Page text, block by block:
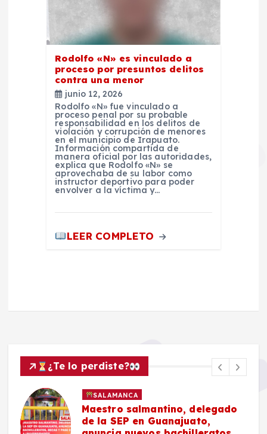
Rodolfo «N» es vinculado a
proceso por presuntos delitos
contra una menor
junio 12, 2026
Rodolfo «N» fue vinculado a
proceso penal por su probable
responsabilidad en los delitos de
violación y corrupción de menores
en el municipio de Irapuato.
Información compartida de
manera oficial por las autoridades,
explica que Rodolfo «N» se
aprovechaba de su labor como
instructor deportivo para poder
envolver a la víctima y…
LEER COMPLETO
¿Te lo perdiste?
SALAMANCA
Maestro salmantino, delegado
de la SEP en Guanajuato,